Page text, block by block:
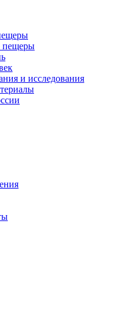
пещеры
и исследования